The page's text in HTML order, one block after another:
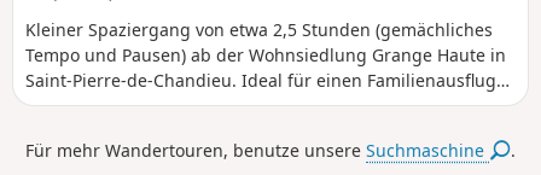
Kleiner Spaziergang von etwa 2,5 Stunden (gemächliches
Tempo und Pausen) ab der Wohnsiedlung Grange Haute in
Saint-Pierre-de-Chandieu. Ideal für einen Familienausflug
mit schönen Aussichtspunkten und vielen Tieren, die man
Für mehr Wandertouren, benutze unsereSuchmaschine .